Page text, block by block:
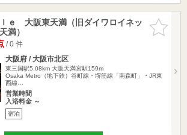
お気に入
りに追加
ｅ 大阪東天満（旧ダイワロイネッ
満）
/ 0 件
大阪府 / 大阪市北区
東三国駅5.08km 大阪天満宮駅159m
Osaka Metro（地下鉄）谷町線・堺筋線「南森町」・JR東
西線…
営業時間
入浴料金 ～
宿泊